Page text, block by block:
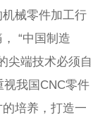
械零件加工行
“中国制造
尖端技术必须自
我国CNC零件
培养，打造一